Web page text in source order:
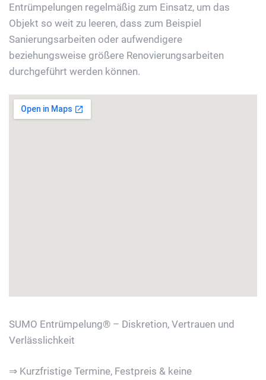
Entrümpelungen regelmäßig zum Einsatz, um das
Objekt so weit zu leeren, dass zum Beispiel
Sanierungsarbeiten oder aufwendigere
beziehungsweise größere Renovierungsarbeiten
durchgeführt werden können.
SUMO Entrümpelung® – Diskretion, Vertrauen und
Verlässlichkeit
⇒ Kurzfristige Termine, Festpreis & keine